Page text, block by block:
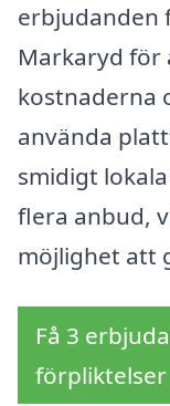
erbjudanden
Markaryd för
kostnaderna
använda
smidigt
flera anbud,
möjlighet att
Få 3
förpliktelser